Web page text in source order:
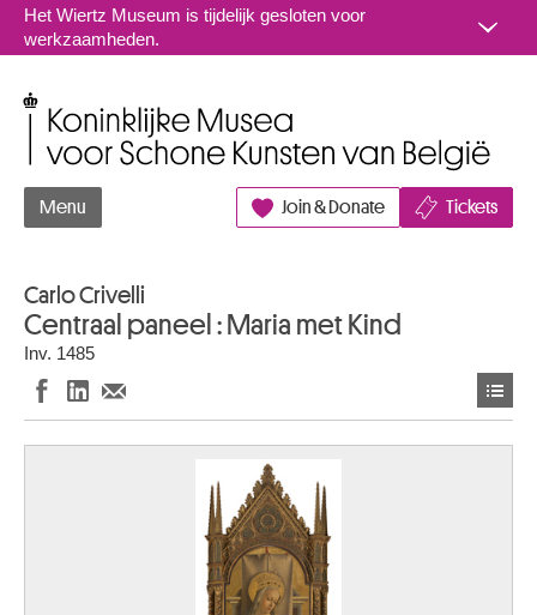
Naar inhoud
Het Wiertz Museum is tijdelijk gesloten voor
werkzaamheden.
Menu Join & Donate Tickets
Carlo Crivelli
Centraal paneel : Maria met Kind
Inv. 1485